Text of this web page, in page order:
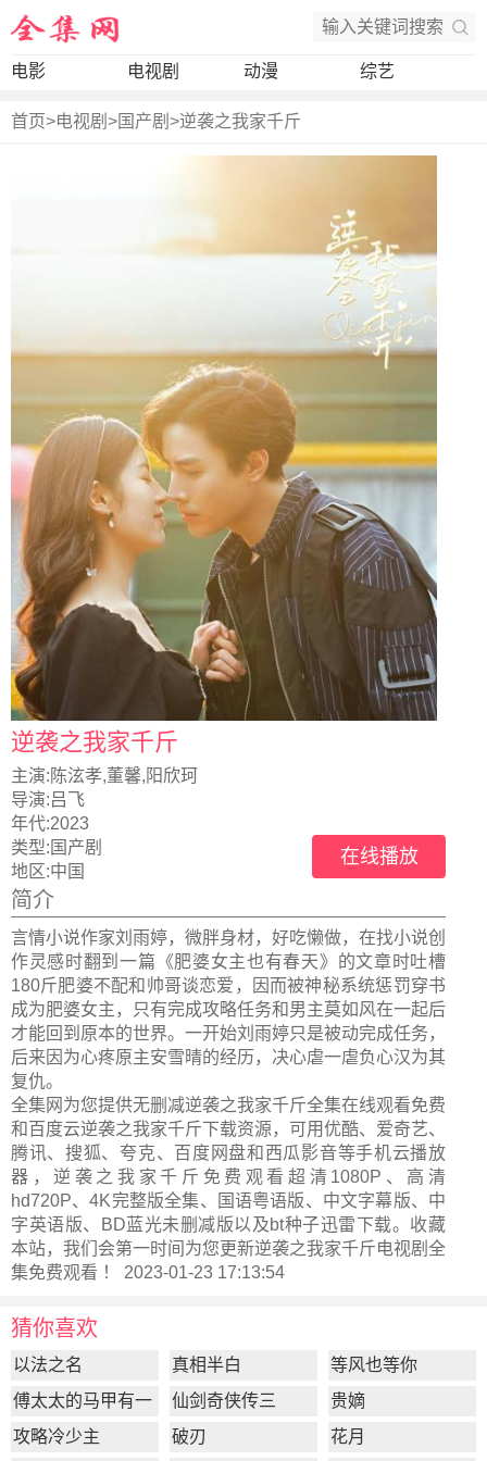
电影 电视剧 动漫 综艺
首页>电视剧 >国产剧 >逆袭之我家千斤
逆袭之我家千斤
主演: 陈泫孝,董馨,阳欣珂
导演:吕飞
年代:2023
类型: 国产剧
地区:中国
在线播放
简介
言情小说作家刘雨婷，微胖身材，好吃懒做，在找小说创
作灵感时翻到一篇《肥婆女主也有春天》的文章时吐槽
180斤肥婆不配和帅哥谈恋爱，因而被神秘系统惩罚穿书
成为肥婆女主，只有完成攻略任务和男主莫如风在一起后
才能回到原本的世界。一开始刘雨婷只是被动完成任务，
后来因为心疼原主安雪晴的经历，决心虐一虐负心汉为其
复仇。
全集网为您提供无删减逆袭之我家千斤全集在线观看免费
和百度云逆袭之我家千斤下载资源，可用优酷、爱奇艺、
腾讯、搜狐、夸克、百度网盘和西瓜影音等手机云播放
器，逆袭之我家千斤免费观看超清1080P、高清
hd720P、4K完整版全集、国语粤语版、中文字幕版、中
字英语版、BD蓝光未删减版以及bt种子迅雷下载。收藏
本站，我们会第一时间为您更新逆袭之我家千斤电视剧全
集免费观看 ！ 2023-01-23 17:13:54
猜你喜欢
以法之名 真相半白
等风也等你
傅太太的马甲有一
点多
仙剑奇侠传三
贵嫡
攻略冷少主
破刃 花月